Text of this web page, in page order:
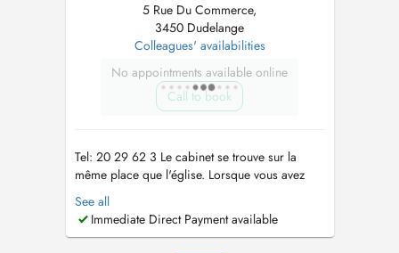
5 Rue Du Commerce,
3450 Dudelange
Colleagues' availabilities
No appointments available online
Call to book
Tel: 20 29 62 3 Le cabinet se trouve sur la
même place que l'église. Lorsque vous avez
l'église en face de vous, c'est à votre droite,
dans l'immeuble où il y a la Galerie Armand
Gaasch. A consulta està na mesma praça que a
See all
Immediate Direct Payment available